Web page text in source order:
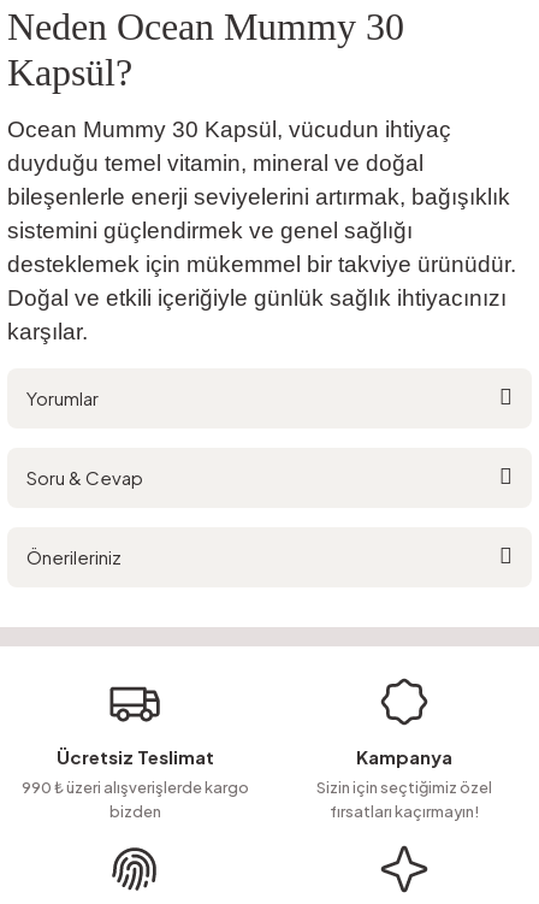
Neden Ocean Mummy 30
Kapsül?
Ocean Mummy 30 Kapsül, vücudun ihtiyaç
duyduğu temel vitamin, mineral ve doğal
bileşenlerle enerji seviyelerini artırmak, bağışıklık
sistemini güçlendirmek ve genel sağlığı
desteklemek için mükemmel bir takviye ürünüdür.
Doğal ve etkili içeriğiyle günlük sağlık ihtiyacınızı
karşılar.
Yorumlar
Soru & Cevap
Soru Sor
Önerileriniz
Görüş ve önerileriniz için teşekkür ederiz.
Ürün resmi kalitesiz, bozuk veya görüntülenemiyor.
Ürün açıklamasında eksik bilgiler bulunuyor.
Ürün bilgilerinde hatalar bulunuyor.
Ürün fiyatı diğer sitelerden daha pahalı.
Bu ürüne benzer farklı alternatifler olmalı.
Ücretsiz Teslimat
990 ₺ üzeri alışverişlerde kargo
bizden
Kampanya
Sizin için seçtiğimiz özel
fırsatları kaçırmayın!